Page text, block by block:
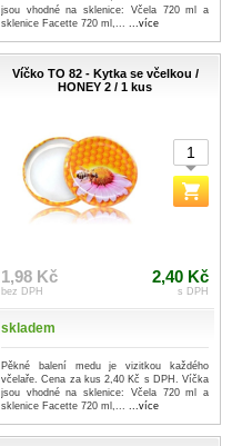
jsou vhodné na sklenice: Včela 720 ml a
sklenice Facette 720 ml,... ...více
Víčko TO 82 - Kytka se včelkou /
HONEY 2 / 1 kus
1,98 Kč
bez DPH
2,40 Kč
s DPH
skladem
Pěkné balení medu je vizitkou každého
včelaře. Cena za kus 2,40 Kč s DPH. Víčka
jsou vhodné na sklenice: Včela 720 ml a
sklenice Facette 720 ml,... ...více